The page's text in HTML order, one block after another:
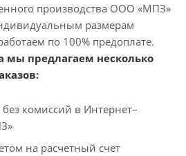
производства ООО «МПЗ»
размерам
по 100% предоплате.
мы предлагаем несколько
комиссий в Интернет–
на расчетный счет